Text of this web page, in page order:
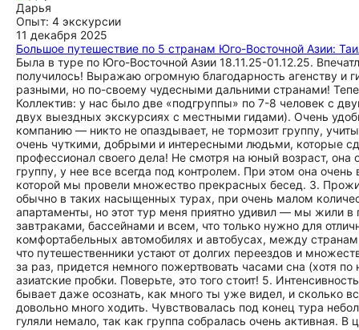
Дарья
Опыт: 4 экскурсии
11 декабря 2025
Большое путешествие по 5 странам Юго-Восточной Азии:
Была в туре по Юго-Восточной Азии 18.11.25-01.12.25.
получилось! Выражаю огромную благодарность агенству и
разными, но по-своему чудесными дальними странами!
Коллектив: у нас было две «подгруппы» по 7-8 человек с
двух выездных экскурсиях с местными гидами). Очень
компанию — никто не опаздывает, не тормозит группу,
очень чуткими, добрыми и интересными людьми, которые
профессионал своего дела! Не смотря на юный возраст,
группу, у нее все всегда под контролем. При этом она
которой мы провели множество прекрасных бесед. 3.
обычно в таких насыщенных турах, при очень малом
апартаменты, но этот тур меня приятно удивил — мы жили
завтраками, бассейнами и всем, что только нужно для
комфортабельных автомобилях и автобусах, между
что путешественники устают от долгих переездов и
за раз, придется немного пожертвовать часами сна (хотя
азиатские пробки. Поверьте, это того стоит! 5.
бывает даже осознать, как много ты уже видел, и сколько
довольно много ходить. Чувствовалась под конец тура
гуляли немало, так как группа собралась очень активная.